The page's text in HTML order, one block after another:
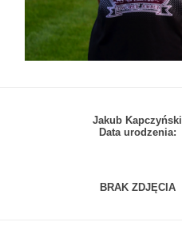
Jakub Kapczyński
Data urodzenia:
BRAK ZDJĘCIA